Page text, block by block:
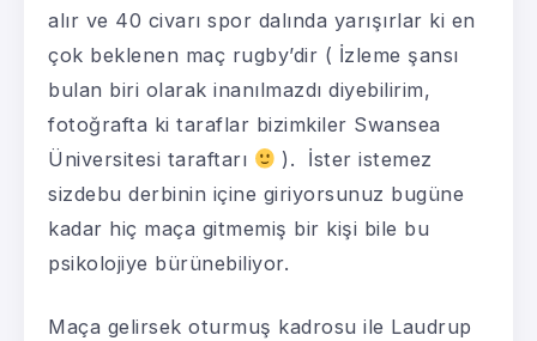
alır ve 40 civarı spor dalında yarışırlar ki en
çok beklenen maç rugby’dir ( İzleme şansı
bulan biri olarak inanılmazdı diyebilirim,
fotoğrafta ki taraflar bizimkiler Swansea
Üniversitesi taraftarı
). İster istemez
sizdebu derbinin içine giriyorsunuz bugüne
kadar hiç maça gitmemiş bir kişi bile bu
psikolojiye bürünebiliyor.
Maça gelirsek oturmuş kadrosu ile Laudrup